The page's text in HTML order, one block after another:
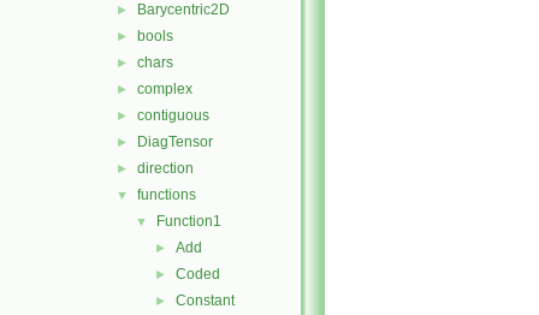
► Barycentric2D
► bools
► chars
► complex
► contiguous
► DiagTensor
► direction
▼ functions
▼ Function1
► Add
► Coded
► Constant